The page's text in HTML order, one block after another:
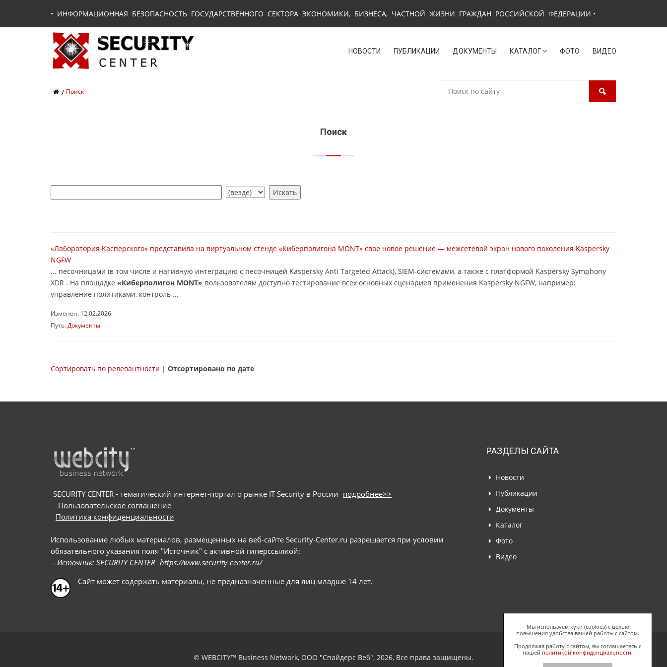
• ИНФОРМАЦИОННАЯ БЕЗОПАСНОСТЬ ГОСУДАРСТВЕННОГО СЕКТОРА ЭКОНОМИКИ, БИЗНЕСА, ЧАСТНОЙ ЖИЗНИ ГРАЖДАН РОССИЙСКОЙ ФЕДЕРАЦИИ •
НОВОСТИ ПУБЛИКАЦИИ ДОКУМЕНТЫ КАТАЛОГ ФОТО ВИДЕО
Поиск
Поиск
«Лаборатория Касперского» представила на виртуальном стенде «Киберполигона MONT» свое новое решение — межсетевой экран нового поколения Kaspersky
NGFW
... песочницами (в том числе и нативную интеграцию с песочницей Kaspersky Anti Targeted Attack), SIEM-системами, а также с платформой Kaspersky Symphony
XDR . На площадке «Киберполигон MONT» пользователям доступно тестирование всех основных сценариев применения Kaspersky NGFW, например:
управление политиками, контроль ...
Изменен: 12.02.2026
Путь: Документы
Сортировать по релевантности | Отсортировано по дате
SECURITY CENTER - тематический интернет-портал о рынке IT Security в России подробнее>>
Пользовательское соглашение
Политика конфиденциальности
Использование любых материалов, размещенных на веб-сайте Security-Center.ru разрешается при условии
обязательного указания поля "Источник" с активной гиперссылкой:
- Источник: SECURITY CENTER https://www.security-center.ru/
Сайт может содержать материалы, не предназначенные для лиц младше 14 лет.
РАЗДЕЛЫ САЙТА
Новости
Публикации
Документы
Каталог
Фото
Видео
© WEBCITY™ Business Network, ООО "Спайдерс Веб", 2026, Все права защищены.
Мы используем куки (cookies) с целью
повышения удобства вашей работы с сайтом.
Продолжая работу с сайтом, вы соглашаетесь с
нашей политикой конфиденциальности.